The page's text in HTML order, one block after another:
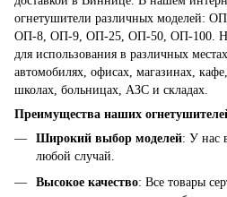
огнетушители различных
ОП-8, ОП-9, ОП-25, ОП-50, ОП-100.
для использования в различных
автомобилях, офисах, магазинах,
школах, больницах, АЗС и складах.
Преимущества наших
Широкий выбор моделей: У нас
любой случай.
Высокое качество: Все товары